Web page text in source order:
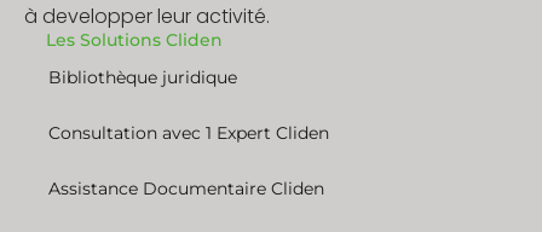
à developper leur activité.
Les Solutions Cliden
Bibliothèque juridique
Consultation avec 1 Expert Cliden
Assistance Documentaire Cliden